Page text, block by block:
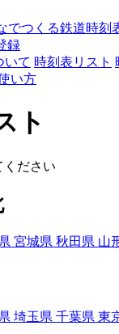
でつくる鉄道時刻
録
いて 時刻表リスト
い方
ト
ください
宮城県 秋田県 山
埼玉県 千葉県 東